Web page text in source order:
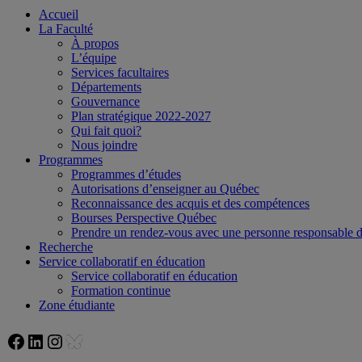
Accueil
La Faculté
À propos
L’équipe
Services facultaires
Départements
Gouvernance
Plan stratégique 2022-2027
Qui fait quoi?
Nous joindre
Programmes
Programmes d’études
Autorisations d’enseigner au Québec
Reconnaissance des acquis et des compétences
Bourses Perspective Québec
Prendre un rendez-vous avec une personne responsable
Recherche
Service collaboratif en éducation
Service collaboratif en éducation
Formation continue
Zone étudiante
Facebook
LinkedIn
Instagram
Bluesky